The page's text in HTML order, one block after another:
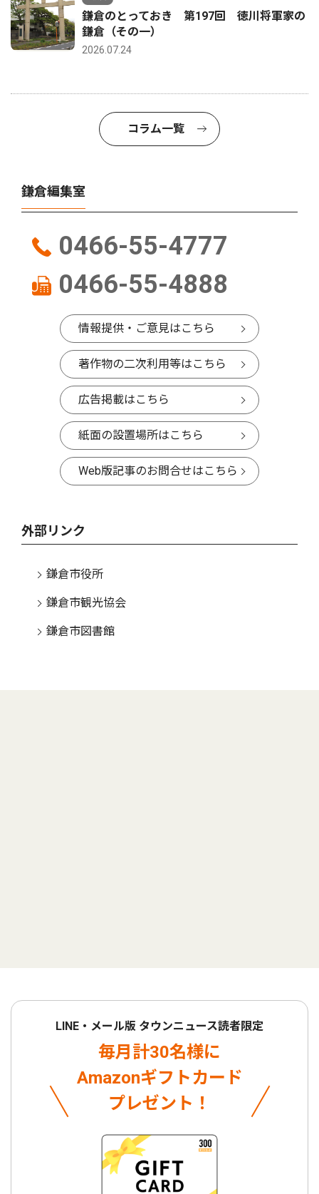
鎌倉のとっておき 第197回 徳川将軍家の
鎌倉（その一）
2026.07.24
コラム一覧
鎌倉編集室
0466-55-4777
0466-55-4888
情報提供・ご意見はこちら
著作物の二次利用等はこちら
広告掲載はこちら
紙面の設置場所はこちら
Web版記事のお問合せはこちら
外部リンク
鎌倉市役所
鎌倉市観光協会
鎌倉市図書館
LINE・メール版 タウンニュース読者限定
毎月計30名様に
Amazonギフトカード
プレゼント！